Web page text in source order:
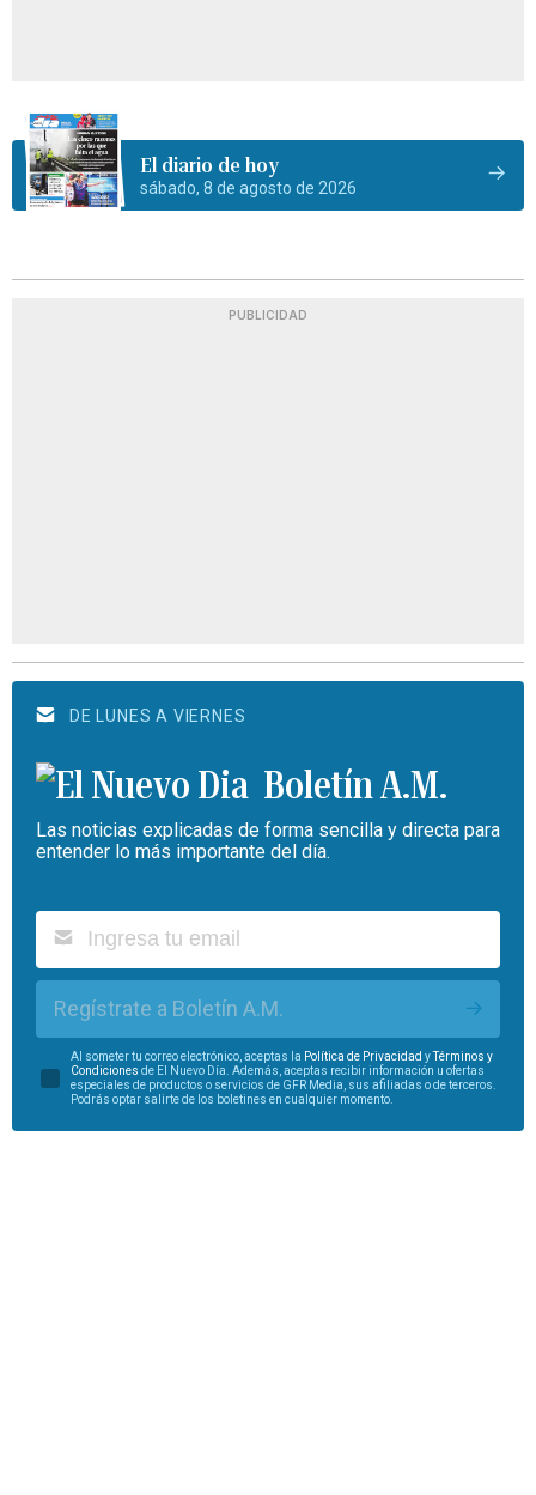
El diario de hoy
sábado, 8 de agosto de 2026
PUBLICIDAD
DE LUNES A VIERNES
Boletín A.M.
Las noticias explicadas de forma sencilla y directa para
entender lo más importante del día.
Regístrate a Boletín A.M.
Al someter tu correo electrónico, aceptas la Política de Privacidad yTérminos y
Condiciones de El Nuevo Día. Además, aceptas recibir información u ofertas
especiales de productos o servicios de GFR Media, sus afiliadas o de terceros.
Podrás optar salirte de los boletines en cualquier momento.